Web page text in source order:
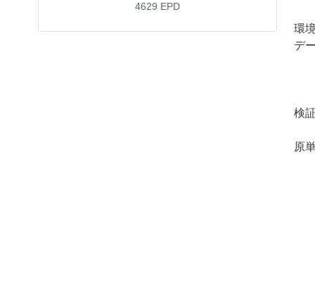
4629 EPD
環
デ
検
原